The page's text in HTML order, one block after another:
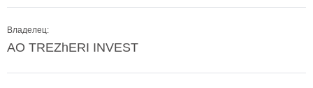
Владелец:
AO TREZhERI INVEST